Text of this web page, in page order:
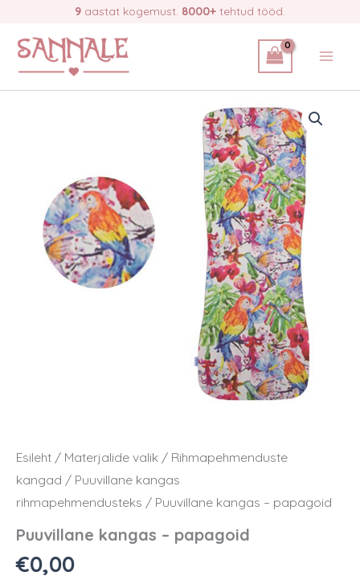
content
9 aastat kogemust. 8000+ tehtud tööd.
Esileht / Materjalide valik / Rihmapehmenduste
kangad / Puuvillane kangas
rihmapehmendusteks / Puuvillane kangas – papagoid
Puuvillane kangas – papagoid
€0,00